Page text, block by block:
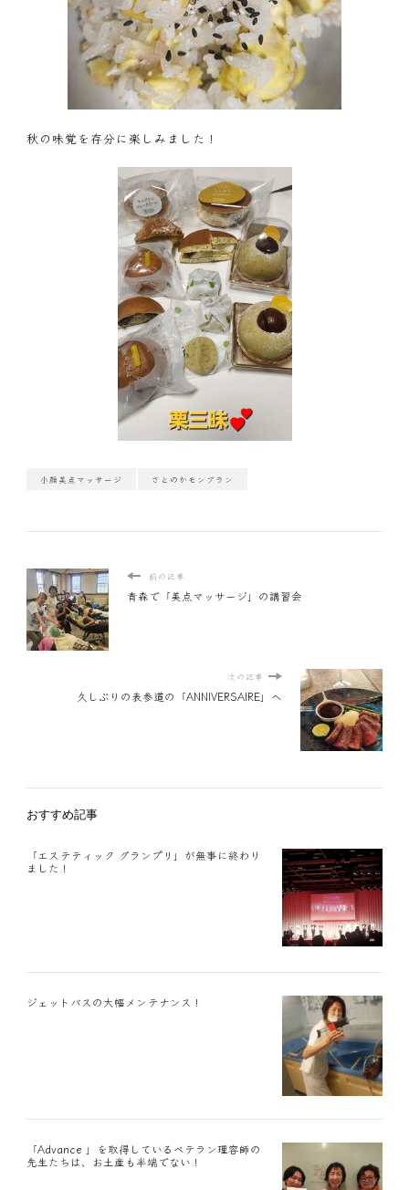
秋の味覚を存分に楽しみました！
小顔美点マッサージ さとのかモンブラン
前の記事
青森で「美点マッサージ」の講習会
次の記事
久しぶりの表参道の「ANNIVERSAIRE」へ
おすすめ記事
「エステティック グランプリ」が無事に終わり
ました！
ジェットバスの大幅メンテナンス！
「Advance 」を取得しているベテラン理容師の
先生たちは、お土産も半端でない！